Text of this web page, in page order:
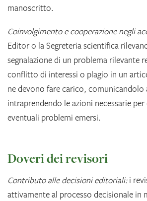
manoscritto.
Coinvolgimento e cooperazione negli
Editor o la Segreteria scientifica
segnalazione di un problema rilevante
conflitto di interessi o plagio in un
ne devono fare carico, comunicandolo
intraprendendo le azioni necessarie
eventuali problemi emersi.
Doveri dei revisori
Contributo alle decisioni editoriali:i
attivamente al processo decisionale